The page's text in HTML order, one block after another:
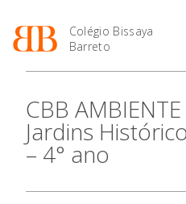
Colégio Bissaya
Barreto
Projeto Educativo
Organização
Colaboradores Docentes
Enriquecimento Curricular
Oferta Curricular
Atividades Extracurriculares
Profissionais
Matrículas
Horários e Manuais
Termalismo
2027
Calendários
Portal do Professor
de Educação
CBB
Jardins
– 4° ano